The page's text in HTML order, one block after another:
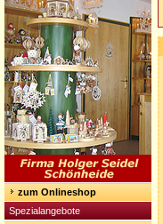
zum Onlineshop
Spezialangebote